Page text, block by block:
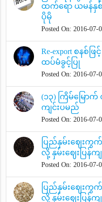
ထက်ရော ယမန်
ပိုမို
Posted On: 2016-07-
Re-export စနစ်
ထပ်မံခွင့်ပြု
Posted On: 2016-07-
(၁၃) ကြိမ်မြေ
ကျင်းပမည်
Posted On: 2016-07-
ပြည်နှမ်းဈေး
လို့ နှမ်းဈေးပြန်ကျ
Posted On: 2016-07-
ပြည်နှမ်းဈေး
လို့ နှမ်းဈေးပြန်ကျ